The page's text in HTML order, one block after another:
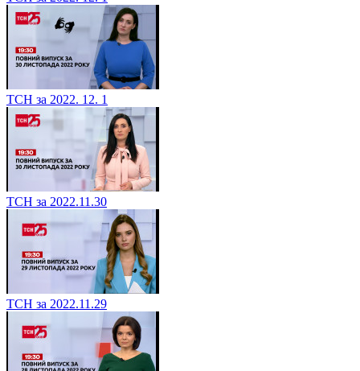
ТСН за 2022. 12. 1
ТСН за 2022.11.30
ТСН за 2022.11.29